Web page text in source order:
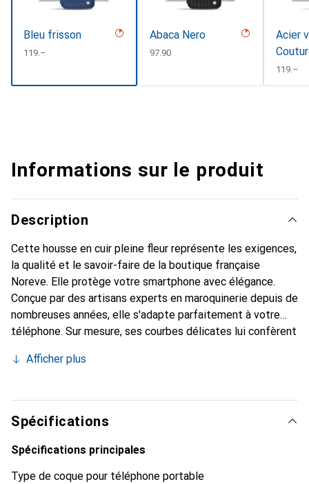
Bleu frisson
CHF
119.–
Abaca Nero
CHF
97.90
Acier
CHF
119.–
Informations sur le produit
Description
Cette housse en cuir pleine fleur représente les exigences,
la qualité et le savoir-faire de la boutique française
Noreve. Elle protège votre smartphone avec élégance.
Conçue par des artisans experts en maroquinerie depuis de
nombreuses années, elle s'adapte parfaitement à votre
téléphone. Sur mesure, ses courbes délicates lui confèrent
et indispensable de votre smartphone. La marque Noreve
haute qualité et constitue un choix fiable pour une
clientèle exigeante.
Afficher plus
Spécifications
Spécifications principales
Type de coque pour téléphone portable